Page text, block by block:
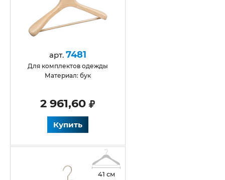
арт. 7481
для комплектов одежды
Материал: бук
2 961,60
Купить
41 см